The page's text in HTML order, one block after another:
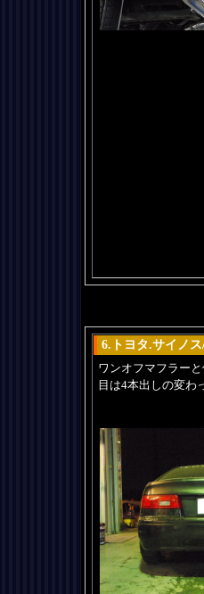
6.トヨタ.サイノ
ワンオフマフラー
目は4本出しの変わ